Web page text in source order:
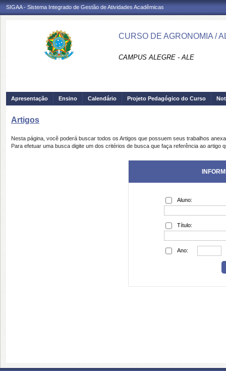
SIGAA - Sistema Integrado de Gestão de Atividades Acadêmicas
CURSO DE AGRONOMIA /
CAMPUS ALEGRE - ALE
Apresentação Ensino Calendário Projeto Pedagógico do Curso
Artigos
Nesta página, você poderá buscar todos os Artigos que possuem seus trabalhos
Para efetuar uma busca digite um dos critérios de busca que faça referência ao artigo
Aluno:
Título:
Ano: